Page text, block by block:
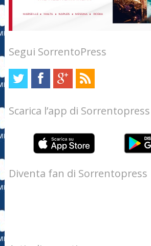
Segui SorrentoPress
Scarica l’app di Sorrentopress
Diventa fan di Sorrentopress